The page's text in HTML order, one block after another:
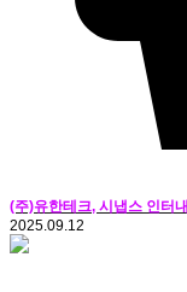
(주)유한테크, 시냅스 인터
2025.09.12